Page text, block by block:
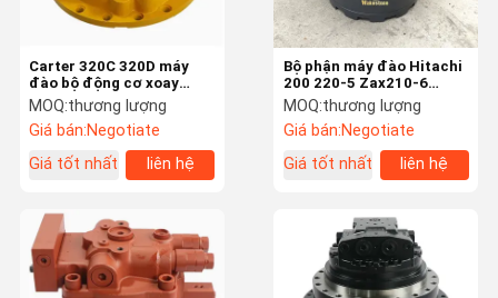
Carter 320C 320D máy
đào bộ động cơ xoay
M5X130
MOQ:thương lượng
Giá bán:Negotiate
Giá tốt nhất
liên hệ
Bộ phận máy đào Hitachi
200 220-5 Zax210-6
Travel Motr Assembly
Reducer Gear Box Gear
Box
MOQ:thương lượng
Giá bán:Negotiate
Giá tốt nhất
liên hệ